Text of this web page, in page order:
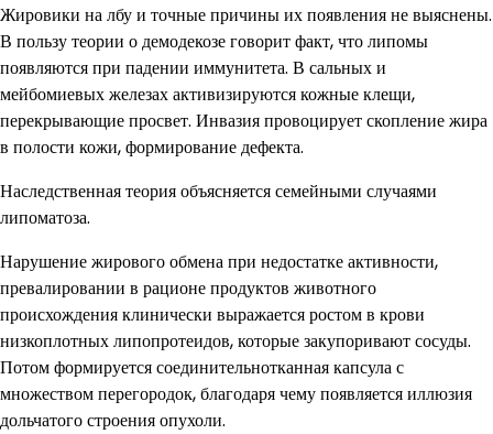
Жировики на лбу и точные причины их появления не выяснены.
В пользу теории о демодекозе говорит факт, что липомы
появляются при падении иммунитета. В сальных и
мейбомиевых железах активизируются кожные клещи,
перекрывающие просвет. Инвазия провоцирует скопление жира
в полости кожи, формирование дефекта.
Наследственная теория объясняется семейными случаями
липоматоза.
Нарушение жирового обмена при недостатке активности,
превалировании в рационе продуктов животного
происхождения клинически выражается ростом в крови
низкоплотных липопротеидов, которые закупоривают сосуды.
Потом формируется соединительнотканная капсула с
множеством перегородок, благодаря чему появляется иллюзия
дольчатого строения опухоли.